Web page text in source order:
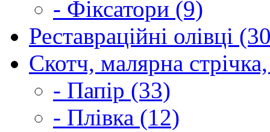
- Фіксатори (9)
Реставраційні олівці
Скотч, малярна
- Папір (33)
- Плівка (12)